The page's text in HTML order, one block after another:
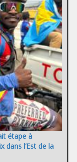
étape à
dans l’Est de la